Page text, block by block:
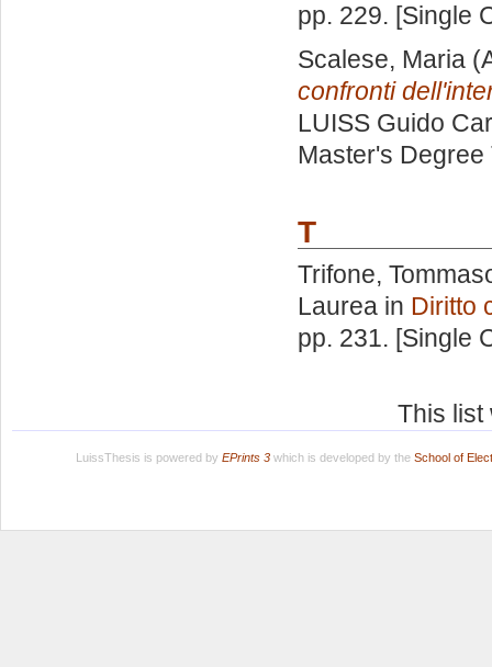
pp. 229. [Single
Scalese, Maria
confronti
LUISS Guido
Master's Degree
T
Trifone,
Laurea in Diritto
pp. 231. [Single
This
LuissThesis is powered by EPrints 3which is developed by the School of